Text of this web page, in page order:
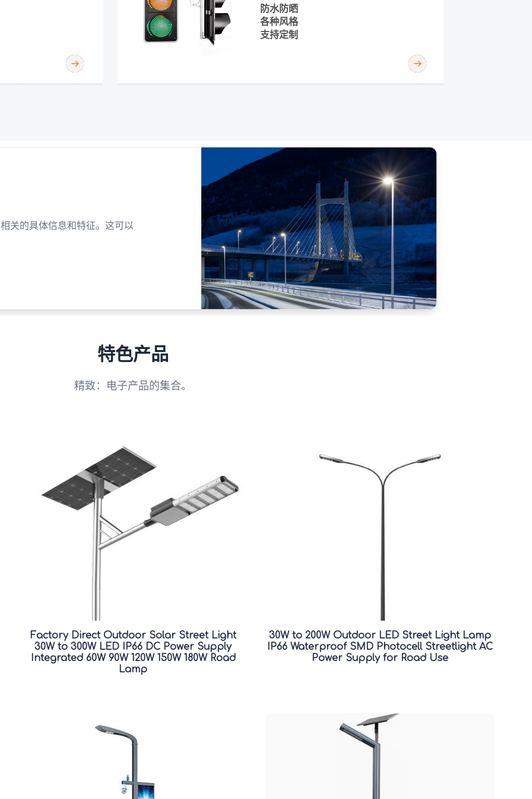
防水防晒
各种风格
支持定制
关的具体信息和特征。这可以
特色产品
精致：电子产品的集合。
Factory Direct Outdoor Solar Street Light
30W to 300W LED IP66 DC Power Supply
Integrated 60W 90W 120W 150W 180W Road
Lamp
30W to 200W Outdoor LED Street Light Lamp
IP66 Waterproof SMD Photocell Streetlight AC
Power Supply for Road Use